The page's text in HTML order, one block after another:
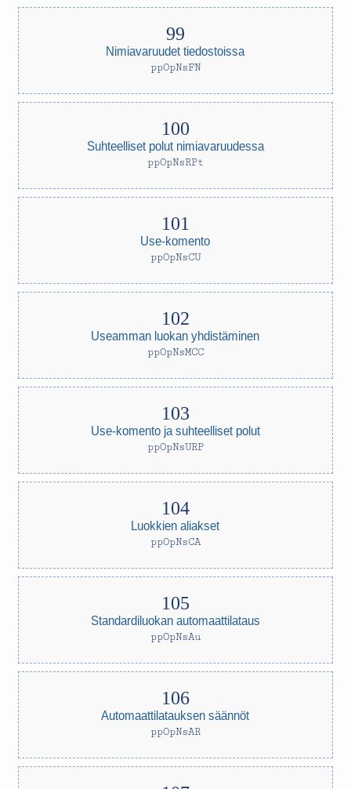
Nimiavaruudet tiedostoissa
ppOpNsFN
Suhteelliset polut nimiavaruudessa
ppOpNsRPt
Use-komento
ppOpNsCU
Useamman luokan yhdistäminen
ppOpNsMCC
Use-komento ja suhteelliset polut
ppOpNsURP
Luokkien aliakset
ppOpNsCA
Standardiluokan automaattilataus
ppOpNsAu
Automaattilatauksen säännöt
ppOpNsAR